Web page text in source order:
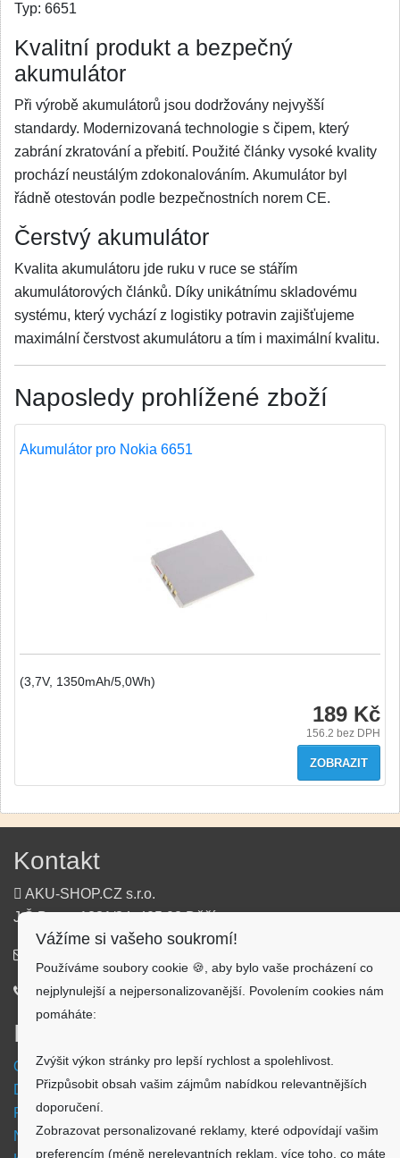
Typ: 6651
Kvalitní produkt a bezpečný
akumulátor
Při výrobě akumulátorů jsou dodržovány nejvyšší
standardy. Modernizovaná technologie s čipem, který
zabrání zkratování a přebití. Použité články vysoké kvality
prochází neustálým zdokonalováním. Akumulátor byl
řádně otestován podle bezpečnostních norem CE.
Čerstvý akumulátor
Kvalita akumulátoru jde ruku v ruce se stářím
akumulátorových článků. Díky unikátnímu skladovému
systému, který vychází z logistiky potravin zajišťujeme
maximální čerstvost akumulátoru a tím i maximální kvalitu.
Naposledy prohlížené zboží
Akumulátor pro Nokia 6651
(3,7V, 1350mAh/5,0Wh)
189 Kč
156.2 bez DPH
ZOBRAZIT
Kontakt
AKU-SHOP.CZ s.r.o.
J.Š.Baara 1331/34, 405 02 Děčín
720 500 500
Informace
Obchodní podmínky
Doprava a platba
Reklamační formulář
Nastavení cookies
Vážíme si vašeho soukromí!
Používáme soubory cookie 🍪, aby bylo vaše procházení co
nejplynulejší a nejpersonalizovanější. Povolením cookies nám
pomáháte:
Zvýšit výkon stránky pro lepší rychlost a spolehlivost.
Přizpůsobit obsah vašim zájmům nabídkou relevantnějších
doporučení.
Zobrazovat personalizované reklamy, které odpovídají vašim
preferencím (méně nerelevantních reklam, více toho, co máte